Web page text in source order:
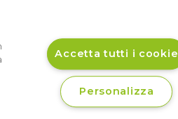
Accetta tutti i cookie
Personalizza